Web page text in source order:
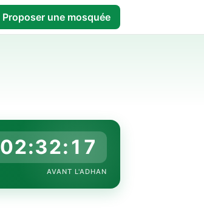
Proposer une mosquée
02:32:16
AVANT L'ADHAN